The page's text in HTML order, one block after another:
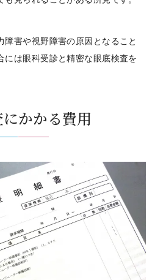
害や視野障害の原因となること
には眼科受診と精密な眼底検査を
かかる費用